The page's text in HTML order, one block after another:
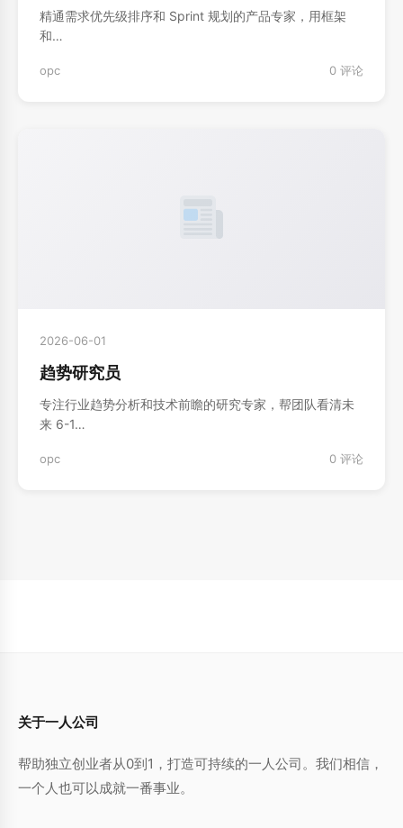
精通需求优先级排序和 Sprint 规划的产品专家，用框架
和…
opc 0 评论
2026-06-01
趋势研究员
专注行业趋势分析和技术前瞻的研究专家，帮团队看清未
来 6-1…
opc 0 评论
关于一人公司
帮助独立创业者从0到1，打造可持续的一人公司。我们相信，
一个人也可以成就一番事业。